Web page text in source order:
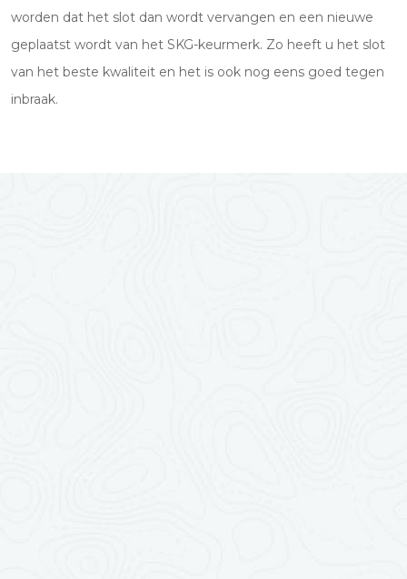
worden dat het slot dan wordt vervangen en een nieuwe
geplaatst wordt van het SKG-keurmerk. Zo heeft u het slot
van het beste kwaliteit en het is ook nog eens goed tegen
inbraak.